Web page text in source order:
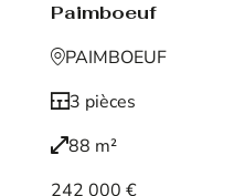
Paimboeuf
PAIMBOEUF
3 pièces
88 m²
242 000 €